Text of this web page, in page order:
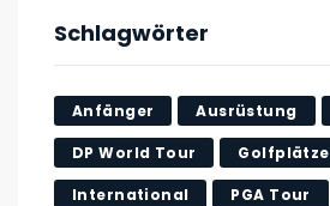
Schlagwörter
Anfänger Ausrüstung
DP World Tour Golfplätze
International PGA Tour